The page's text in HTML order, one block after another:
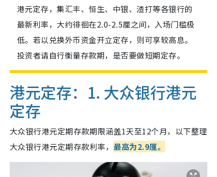
港元定存，集汇丰、恒生、中银、渣打等各银行的
最新利率，大约徘徊在2.0-2.5厘之间，入场门槛极
低。若以兑换外币资金开立定存，则可享较高息。
投资者请自行衡量存款期，是否要做短期定存。
港元定存：1. 大众银行港元
定存
大众银行港元定期存款期限涵盖1天至12个月，以下整理
大众银行港元定期存款利率， 最高为2.9厘。